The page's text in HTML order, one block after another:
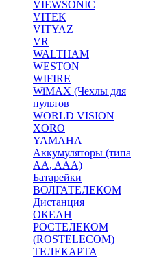
VIEWSONIC
VITEK
VITYAZ
VR
WALTHAM
WESTON
WIFIRE
WiMAX (Чехлы для
пультов
WORLD VISION
XORO
YAMAHA
Аккумуляторы (типа
AA, AAA)
Батарейки
ВОЛГАТЕЛЕКОМ
Дистанция
ОКЕАН
РОСТЕЛЕКОМ
(ROSTELECOM)
ТЕЛЕКАРТА